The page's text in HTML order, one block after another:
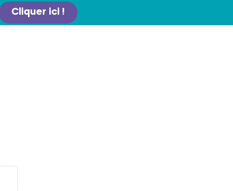
Cliquer ici !